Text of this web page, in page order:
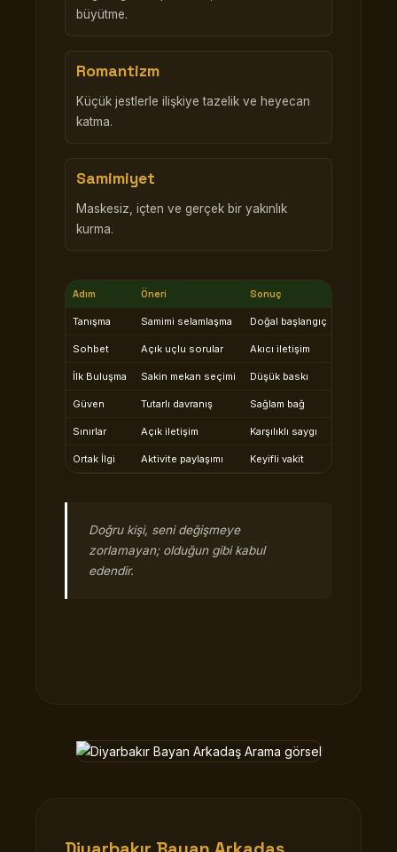
büyütme.
Romantizm
Küçük jestlerle ilişkiye tazelik ve heyecan
katma.
Samimiyet
Maskesiz, içten ve gerçek bir yakınlık
kurma.
Adım Öneri Sonuç
Tanışma Samimi selamlaşma Doğal başlangıç
Sohbet Açık uçlu sorular Akıcı iletişim
İlk Buluşma Sakin mekan seçimi Düşük baskı
Güven Tutarlı davranış Sağlam bağ
Sınırlar Açık iletişim Karşılıklı saygı
Ortak İlgi Aktivite paylaşımı Keyifli vakit
Doğru kişi, seni değişmeye
zorlamayan; olduğun gibi kabul
edendir.